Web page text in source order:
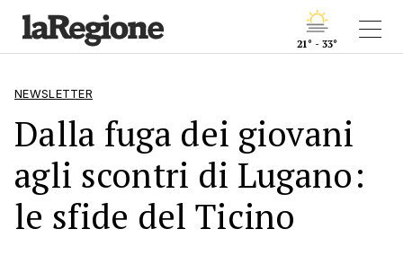
21° - 33°
NEWSLETTER
Dalla fuga dei giovani
agli scontri di Lugano:
le sfide del Ticino